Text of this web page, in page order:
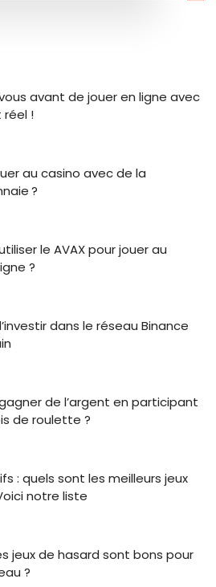
avant de jouer en ligne avec
réel !
au casino avec de la
?
le AVAX pour jouer au
?
dans le réseau Binance
de l’argent en participant
de roulette ?
: quels sont les meilleurs jeux
notre liste
jeux de hasard sont bons pour
?